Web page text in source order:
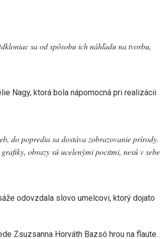
sa od spôsobu ich náhľadu na tvorbu,
Nagy, ktorá bola nápomocná pri realizácii
do popredia sa dostáva zobrazovanie prírody.
obrazy sú ucelenými pocitmi, nesú v sebe
odovzdala slovo umelcovi, ktorý dojato
Zsuzsanna Horváth Bazsó hrou na flaute.